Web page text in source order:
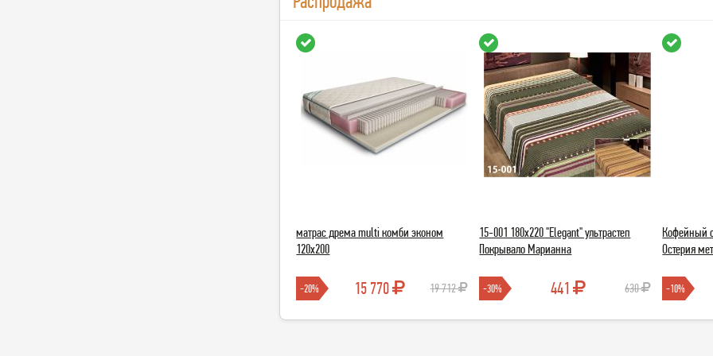
матрас дрема multi комби эконом
120х200
-20% 15 770 19 712
15-001 180х220 "Elegant" ультрастеп
Покрывало Марианна
-30% 441 630
Кофейный
Остерия
-10%